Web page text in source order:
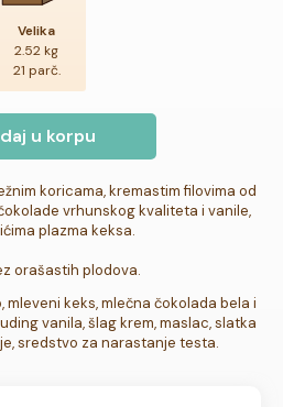
Velika
2.52 kg
21 parč.
u korpu
koricama, kremastim filovima od
vrhunskog kvaliteta i vanile,
plazma keksa.
orašastih plodova.
mleveni keks, mlečna čokolada bela i
vanila, šlag krem, maslac, slatka
sredstvo za narastanje testa.